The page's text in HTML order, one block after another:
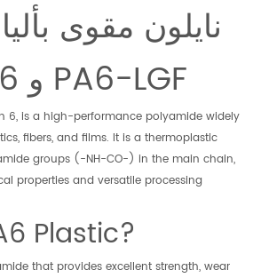
نايلون مقوى
طويلة PA6 و PA6-LGF
6, is a high-performance polyamide widely
fibers, and films. It is a thermoplastic
groups (-NH-CO-) in the main chain,
properties and versatile processing
Plastic?
that provides excellent strength, wear